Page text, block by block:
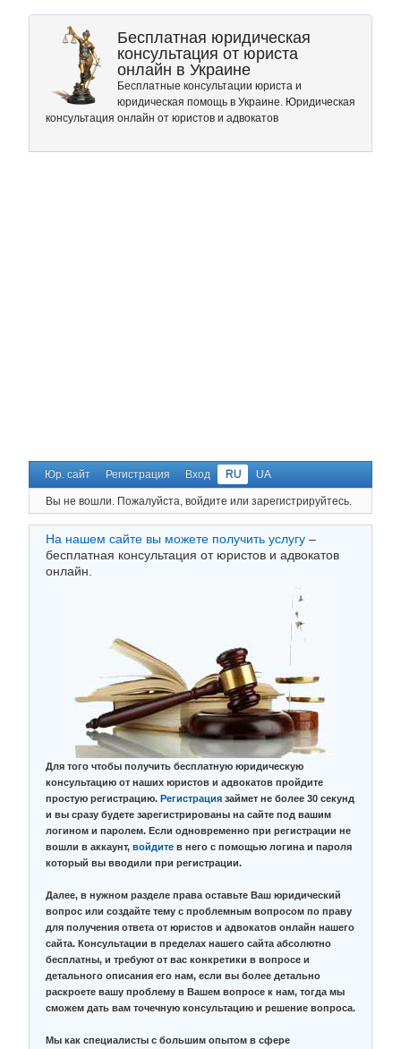
Бесплатная юридическая
консультация от юриста
онлайн в Украине
Бесплатные консультации юриста и
юридическая помощь в Украине. Юридическая
консультация онлайн от юристов и адвокатов
Юр. сайт Регистрация Вход RU UA
Вы не вошли. Пожалуйста, войдите или зарегистрируйтесь.
На нашем сайте вы можете получить услугу –
бесплатная консультация от юристов и адвокатов
онлайн.
Для того чтобы получить бесплатную юридическую
консультацию от наших юристов и адвокатов пройдите
простую регистрацию. Регистрация займет не более 30 секунд
и вы сразу будете зарегистрированы на сайте под вашим
логином и паролем. Если одновременно при регистрации не
вошли в аккаунт, войдите в него с помощью логина и пароля
который вы вводили при регистрации.
Далее, в нужном разделе права оставьте Ваш юридический
вопрос или создайте тему с проблемным вопросом по праву
для получения ответа от юристов и адвокатов онлайн нашего
сайта. Консультации в пределах нашего сайта абсолютно
бесплатны, и требуют от вас конкретики в вопросе и
детального описания его нам, если вы более детально
раскроете вашу проблему в Вашем вопросе к нам, тогда мы
сможем дать вам точечную консультацию и решение вопроса.
Мы как специалисты с большим опытом в сфере